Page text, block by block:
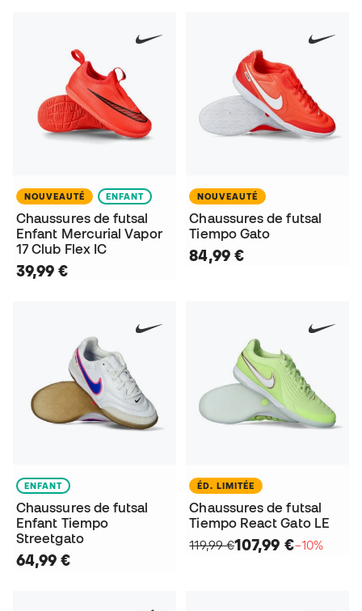
NOUVEAUTÉ ENFANT
Chaussures de futsal
Enfant Mercurial Vapor
17 Club Flex IC
39,99 €
NOUVEAUTÉ
Chaussures de futsal
Tiempo Gato
84,99 €
ENFANT
Chaussures de futsal
Enfant Tiempo
Streetgato
64,99 €
ÉD. LIMITÉE
Chaussures de futsal
Tiempo React Gato LE
119,99 €107,99 €−10%